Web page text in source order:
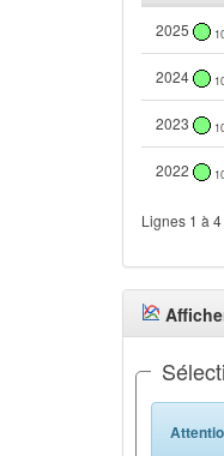
2025
2024
2023
2022
Lignes 1 à